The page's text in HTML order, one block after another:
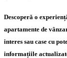
Descoperă o
apartamente de
interes sau case cu
informațiile